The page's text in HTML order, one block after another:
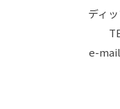
ディ
e-mail